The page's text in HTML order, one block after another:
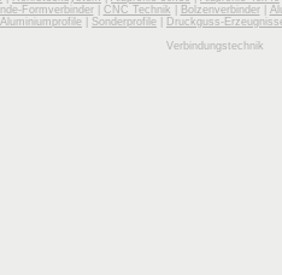
Formverbinder| CNC Technik Bolzenverbinder|
Aluminiumprofile Sonderprofile Druckguss-
Verbindungstechnik